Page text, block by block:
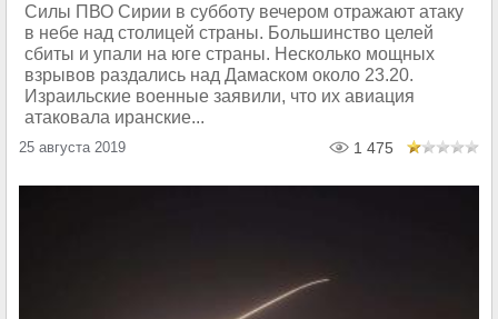
Силы ПВО Сирии в субботу вечером отражают атаку
в небе над столицей страны. Большинство целей
сбиты и упали на юге страны. Несколько мощных
взрывов раздались над Дамаском около 23​​​.20.
Израильские военные заявили, что их авиация
атаковала иранские...
25 августа 2019 1 475